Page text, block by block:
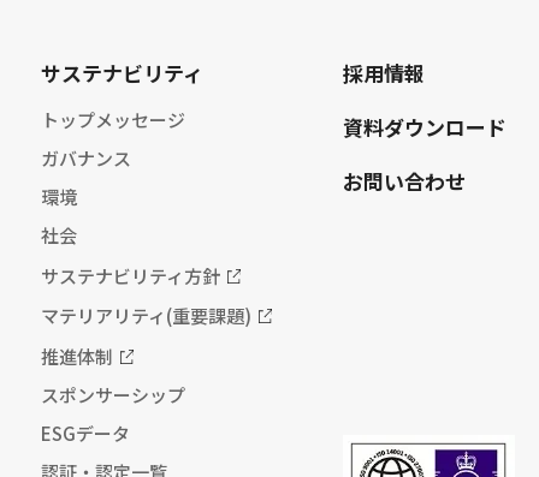
サステナビリティ
トップメッセージ
ガバナンス
環境
社会
サステナビリティ方針
マテリアリティ(重要課題)
推進体制
スポンサーシップ
ESGデータ
認証・認定一覧
採用情報
資料ダウンロード
お問い合わせ